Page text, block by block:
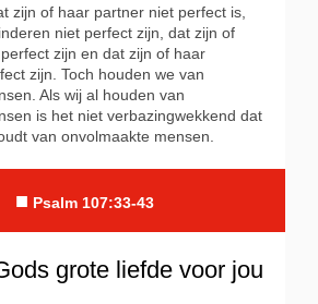
zijn of haar partner niet perfect is,
niet perfect zijn, dat zijn of
zijn en dat zijn of haar
zijn. Toch houden we van
Als wij al houden van
is het niet verbazingwekkend dat
van onvolmaakte mensen.
■ Psalm 107:33-43
grote liefde voor jou